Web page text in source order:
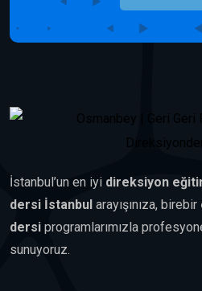
İstanbul’un en iyi direksiyon
dersi İstanbul arayışınıza, birebir
dersi programlarımızla
sunuyoruz.